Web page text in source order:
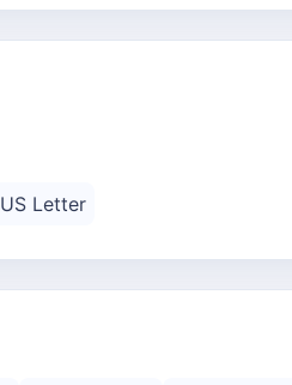
US Letter